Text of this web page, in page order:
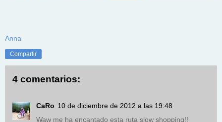
Anna
Compartir
4 comentarios:
CaRo 10 de diciembre de 2012 a las 19:48
Waw me ha encantado esta ruta slow shopping!!